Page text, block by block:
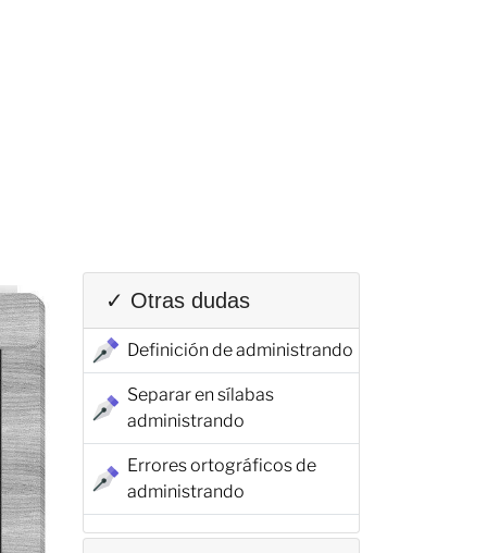
✓ Otras dudas
Definición de administrando
Separar en sílabas
administrando
Errores ortográficos de
administrando